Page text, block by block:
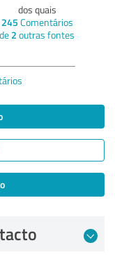
dos quais
245 Comentários
de 2 outras fontes